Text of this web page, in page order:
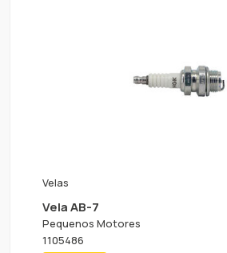
Velas
Vela AB-7
Pequenos Motores
1105486